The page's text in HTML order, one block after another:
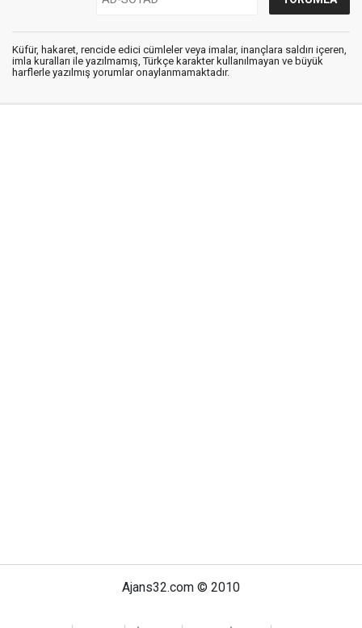
Küfür, hakaret, rencide edici cümleler veya imalar, inançlara saldırı içeren,
imla kuralları ile yazılmamış, Türkçe karakter kullanılmayan ve büyük
harflerle yazılmış yorumlar onaylanmamaktadır.
Ajans32.com © 2010